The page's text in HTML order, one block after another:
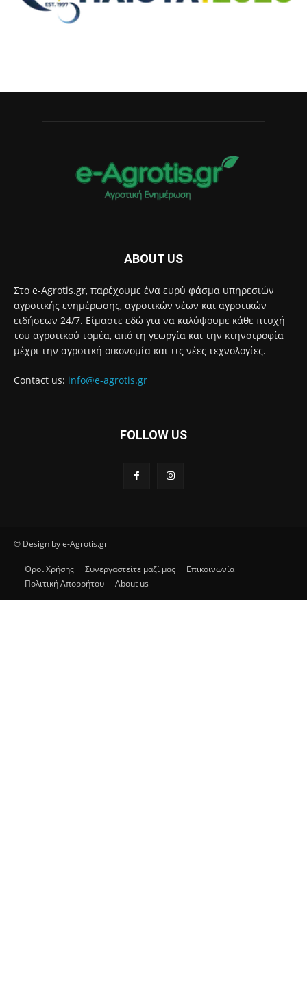
ABOUT US
Στο e-Agrotis.gr, παρέχουμε ένα ευρύ φάσμα υπηρεσιών
αγροτικής ενημέρωσης, αγροτικών νέων και αγροτικών
ειδήσεων 24/7. Είμαστε εδώ για να καλύψουμε κάθε πτυχή
του αγροτικού τομέα, από τη γεωργία και την κτηνοτροφία
μέχρι την αγροτική οικονομία και τις νέες τεχνολογίες.
Contact us: info@e-agrotis.gr
FOLLOW US
© Design by e-Agrotis.gr
Όροι Χρήσης Συνεργαστείτε μαζί μας
Επικοινωνία
Πολιτική Απορρήτου
About us